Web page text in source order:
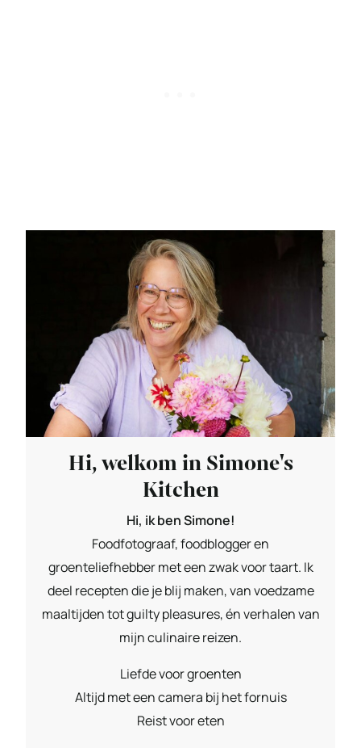
Hi, welkom in Simone's
Kitchen
Hi, ik ben Simone!
Foodfotograaf, foodblogger en
groenteliefhebber met een zwak voor taart. Ik
deel recepten die je blij maken, van voedzame
maaltijden tot guilty pleasures, én verhalen van
mijn culinaire reizen.
Liefde voor groenten
Altijd met een camera bij het fornuis
Reist voor eten